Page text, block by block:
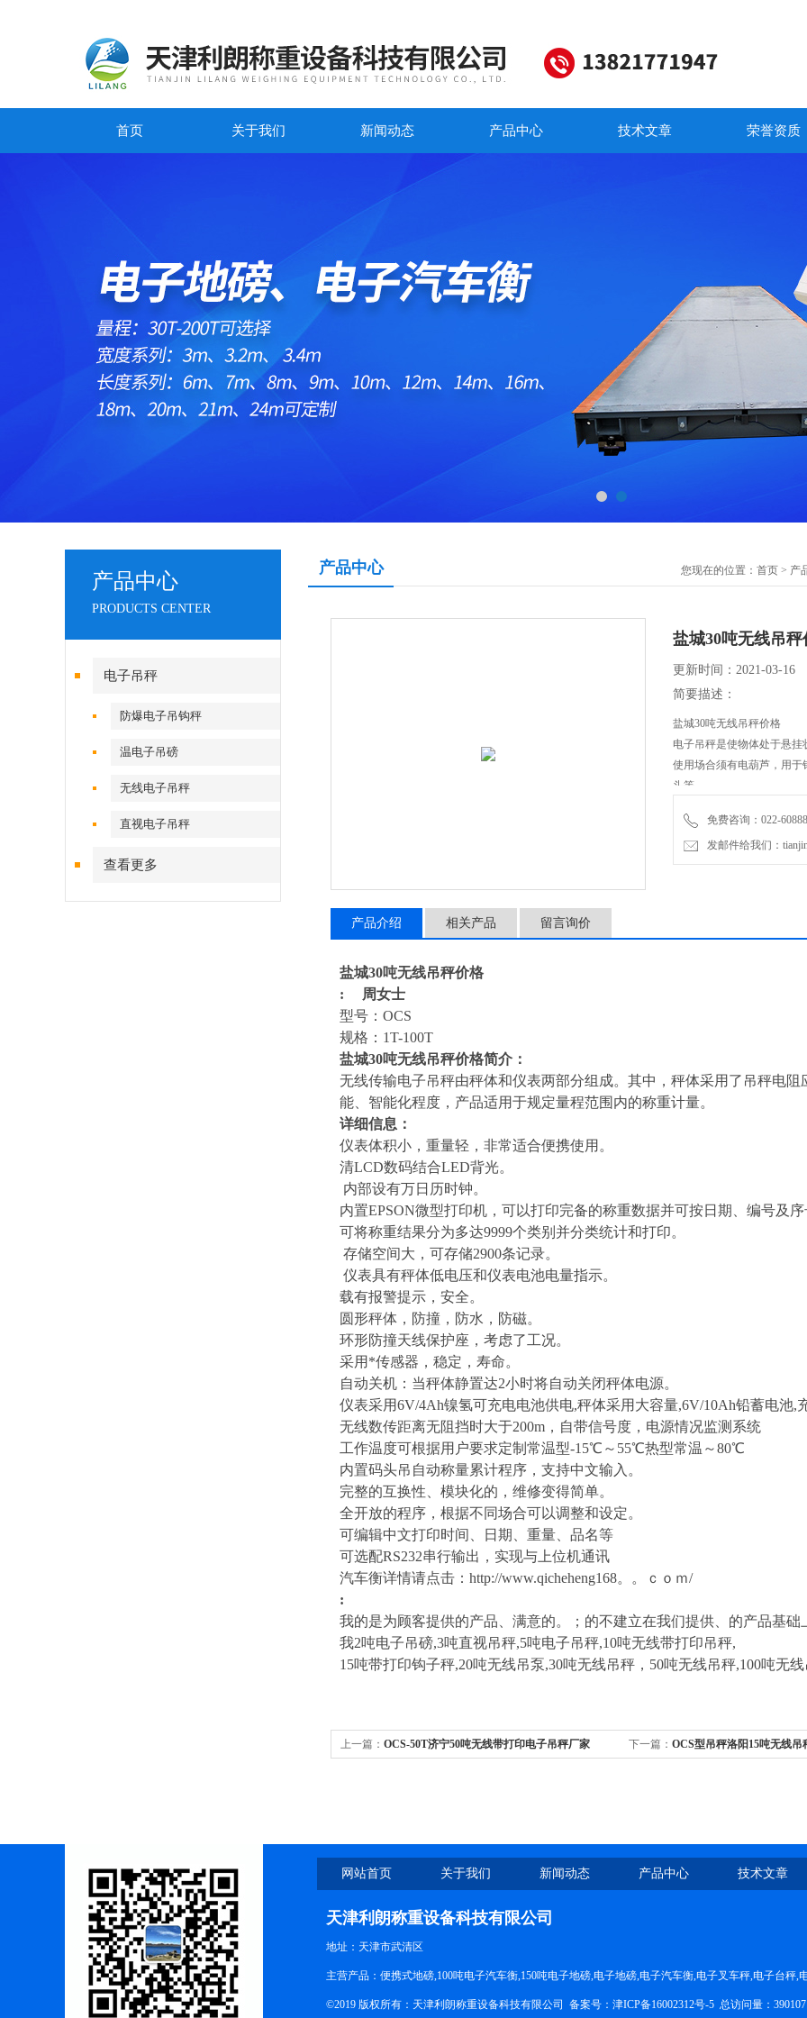
首页 关于我们 新闻动态 产品中心 技术文章 荣誉资质
产品中心
PRODUCTS CENTER
电子吊秤
防爆电子吊钩秤
温电子吊磅
无线电子吊秤
直视电子吊秤
查看更多
产品中心 您现在的位置： 首页 > 产
盐城30吨无线吊秤
更新时间：2021-03-16
简要描述：
盐城30吨无线吊秤价格
电子吊秤是使物体处于悬
使用场合须有电葫芦，用
头等。
免费咨询：022-
发邮件给我们：
产品介绍 相关产品 留言询价
盐城30吨无线吊秤价格
:
周女士
型号： OCS
规格： 1T-100T
盐城30吨无线吊秤价格简介：
无线传输电子吊秤由秤体和仪表两部分组成。其中，秤体采用了吊秤电阻
能、智能化程度，产品适用于规定量程范围内的称重计量。
详细信息：
仪表体积小，重量轻，非常适合便携使用。
清LCD数码结合LED背光。
内部设有万日历时钟。
内置EPSON微型打印机，可以打印完备的称重数据并可按日期、编号及序
可将称重结果分为多达9999个类别并分类统计和打印。
存储空间大，可存储2900条记录。
仪表具有秤体低电压和仪表电池电量指示。
载有报警提示，安全。
圆形秤体，防撞，防水，防磁。
环形防撞天线保护座，考虑了工况。
采用*传感器，稳定，寿命。
自动关机：当秤体静置达2小时将自动关闭秤体电源。
仪表采用6V/4Ah镍氢可充电电池供电,秤体采用大容量,6V/10Ah铅蓄电池,
无线数传距离无阻挡时大于200m ，自带信号度，电源情况监测系统
工作温度可根据用户要求定制常温型-15℃～ 55℃热型常温～80℃
内置码头吊自动称量累计程序，支持中文输入。
完整的互换性、模块化的，维修变得简单。
全开放的程序，根据不同场合可以调整和设定。
可编辑中文打印时间、日期、重量、品名等
可选配RS232串行输出，实现与上位机通讯
汽车衡详情请点击： http://www.qicheheng168。。ｃｏｍ/
:
我的是为顾客提供的产品、满意的。；的不建立在我们提供、的产品基础
我2吨电子吊磅,3吨直视吊秤,5吨电子吊秤,10吨无线带打印吊秤,
15吨带打印钩子秤,20吨无线吊泵,30吨无线吊秤，50吨无线吊秤,100吨无
上一篇： OCS-50T济宁50吨无线带打印电子吊秤厂家 下一篇： OCS型吊秤洛阳15吨无线
网站首页 关于我们 新闻动态 产品中心 技术文章
天津利朗称重设备科技有限公司
地址：天津市武清区
主营产品：便携式地磅,100吨电子汽车衡,150吨电子地磅,电子地磅,电子汽车衡,电子叉车秤,电子台秤,
©2019 版权所有：天津利朗称重设备科技有限公司 备案号： 津ICP备16002312号-5 总访问量：390107